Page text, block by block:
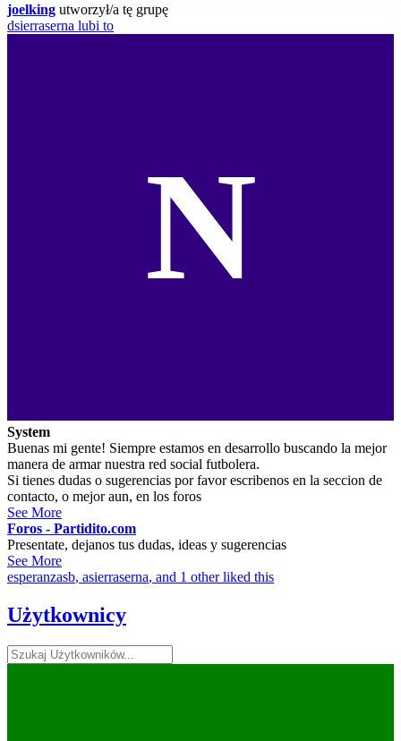
joelking utworzył/a tę grupę
dsierraserna lubi to
N
System
Buenas mi gente! Siempre estamos en desarrollo buscando la mejor
manera de armar nuestra red social futbolera.
Si tienes dudas o sugerencias por favor escribenos en la seccion de
contacto, o mejor aun, en los foros
See More
Foros - Partidito.com
Presentate, dejanos tus dudas, ideas y sugerencias
See More
esperanzasb, asierraserna, and 1 other liked this
Użytkownicy